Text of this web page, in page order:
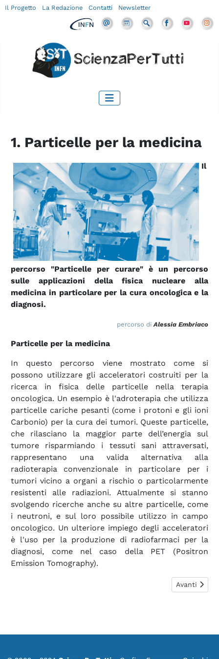
Il Progetto La Redazione Contatti Newsletter
1. Particelle per la medicina
Il
percorso "Particelle per curare" è un percorso
sulle applicazioni della fisica nucleare alla
medicina in particolare per la cura oncologica e la
diagnosi.
percorso di Alessia Embriaco
Particelle per la medicina
In questo percorso viene mostrato come si
possono utilizzare gli acceleratori costruiti per la
ricerca in fisica delle particelle nella terapia
oncologica. Un esempio è l'adroterapia che utilizza
particelle cariche pesanti (come i protoni e gli ioni
Carbonio) per la cura dei tumori. Queste particelle,
che rilasciano la maggior parte dell’energia sul
tumore risparmiando i tessuti sani attraversati,
rappresentano una valida alternativa alla
radioterapia convenzionale in particolare per i
tumori vicino a organi a rischio o particolarmente
resistenti alle radiazioni. Attualmente si stanno
svolgendo ricerche anche su altre particelle, come
i neutroni, e sul loro possibile utilizzo in campo
oncologico. Un ulteriore impiego degli acceleratori
è l'uso per la produzione di radiofarmaci per la
diagnosi, come nel caso della PET (Positron
Emission Tomography).
Articolo
Avanti